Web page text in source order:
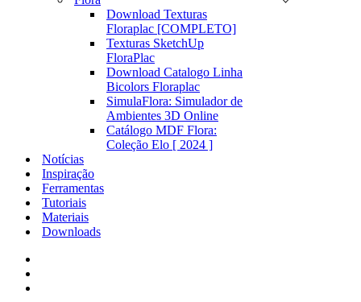
Download Texturas
Floraplac [COMPLETO]
Texturas SketchUp
FloraPlac
Download Catalogo Linha
Bicolors Floraplac
SimulaFlora: Simulador de
Ambientes 3D Online
Catálogo MDF Flora:
Coleção Elo [ 2024 ]
Notícias
Inspiração
Ferramentas
Tutoriais
Materiais
Downloads